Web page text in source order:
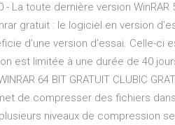
- La toute dernière version
gratuit : le logiciel en version
d’une version d’essai. Celle-ci
est limitée à une durée de 40
64 BIT GRATUIT CLUBIC
de compresser des fichiers
niveaux de compression